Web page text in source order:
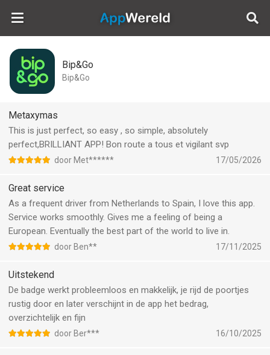
AppWereld
Bip&Go
Bip&Go
Metaxymas
This is just perfect, so easy , so simple, absolutely
perfect,BRILLIANT APP! Bon route a tous et vigilant svp
door Met****** 17/05/2026
Great service
As a frequent driver from Netherlands to Spain, I love this app.
Service works smoothly. Gives me a feeling of being a
European. Eventually the best part of the world to live in.
door Ben** 17/11/2025
Uitstekend
De badge werkt probleemloos en makkelijk, je rijd de poortjes
rustig door en later verschijnt in de app het bedrag,
overzichtelijk en fijn
door Ber*** 16/10/2025